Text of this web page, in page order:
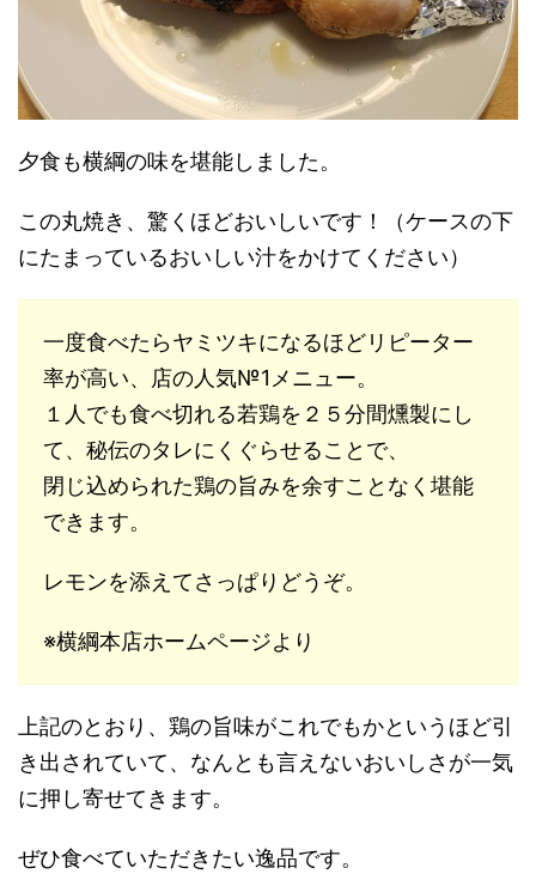
夕食も横綱の味を堪能しました。
この丸焼き、驚くほどおいしいです！（ケースの下
にたまっているおいしい汁をかけてください）
一度食べたらヤミツキになるほどリピーター
率が高い、店の人気№1メニュー。
１人でも食べ切れる若鶏を２５分間燻製にし
て、秘伝のタレにくぐらせることで、
閉じ込められた鶏の旨みを余すことなく堪能
できます。
レモンを添えてさっぱりどうぞ。
※横綱本店ホームページより
上記のとおり、鶏の旨味がこれでもかというほど引
き出されていて、なんとも言えないおいしさが一気
に押し寄せてきます。
ぜひ食べていただきたい逸品です。